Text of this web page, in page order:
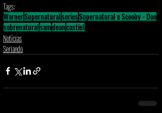
Tags:
WarnerSupernaturalseriesSupernatural e Scooby - Doo
sobrenaturalsamdeancastiel
Notícias
Seriando